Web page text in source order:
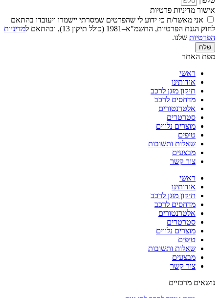
אישור מדיניות פרטיות
אני מאשר/ת כי ידוע לי שהפרטים שמסרתי יישמרו ויעובדו בהתאם
לחוק הגנת הפרטיות, התשמ"א–1981 (כולל תיקון 13), ובהתאם ל
מדיניות
הפרטיות שלנו.
שלח
מפת האתר
ראשי
אודותינו
תיקון מזגן לרכב
מדחסים לרכב
אלטרנטורים
סטרטרים
מוצרים נלווים
טיפים
שאלות ותשובות
מבצעים
צור קשר
ראשי
אודותינו
תיקון מזגן לרכב
מדחסים לרכב
אלטרנטורים
סטרטרים
מוצרים נלווים
טיפים
שאלות ותשובות
מבצעים
צור קשר
נושאים מרכזיים